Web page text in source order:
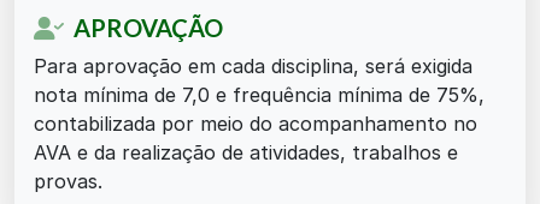
APROVAÇÃO
Para aprovação em cada disciplina, será exigida
nota mínima de 7,0 e frequência mínima de 75%,
contabilizada por meio do acompanhamento no
AVA e da realização de atividades, trabalhos e
provas.